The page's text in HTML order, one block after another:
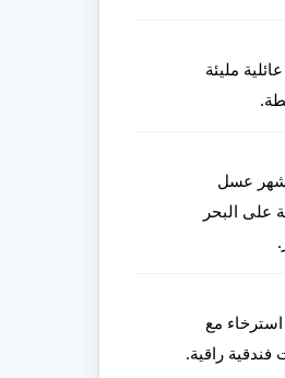
مليئة
عسل
على البحر
مع
راقية.